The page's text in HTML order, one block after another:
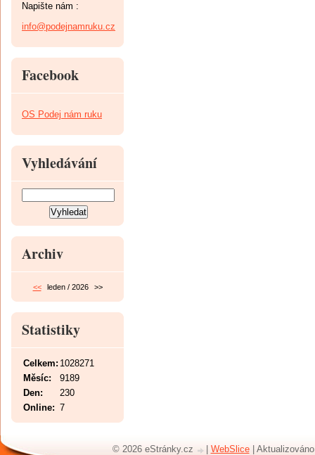
Napište nám :
info@podejnamruku.cz
Facebook
OS Podej nám ruku
Vyhledávání
Archiv
<< leden / 2026 >>
Statistiky
Online: 7
Celkem: 1028271
Měsíc:
9189
Den:
230
© 2026 eStránky.cz WebSlice